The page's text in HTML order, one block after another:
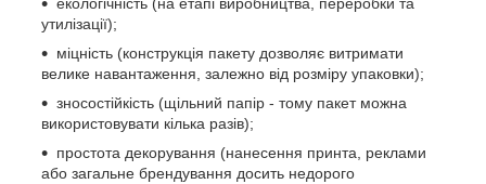
екологічність (на етапі виробництва, переробки та
утилізації);
міцність (конструкція пакету дозволяє витримати
велике навантаження, залежно від розміру упаковки);
зносостійкість (щільний папір - тому пакет можна
використовувати кілька разів);
простота декорування (нанесення принта, реклами
або загальне брендування досить недорого